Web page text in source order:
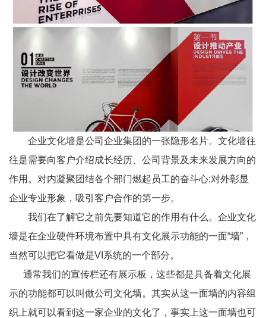
企业文化墙是公司企业集团的一张隐形名片。文化墙往
往是需要向客户介绍成长经历、公司背景及未来发展方向的
作用。对内凝聚团结各个部门燃起员工的奋斗心;对外彰显
企业专业形象，吸引客户合作的第一步。
我们在了解它之前先要知道它的作用有什么。企业文化
墙是在企业硬件环境布置中具有文化展示功能的一面“墙”，
当然可以把它看做是VI系统的一个部分。
通常我们的宣传栏还有展示板，这些都是具备着文化展
示的功能都可以叫做公司文化墙。其实从这一面墙的内容组
织上就可以看到这一家企业的文化了，事实上这一面墙也可